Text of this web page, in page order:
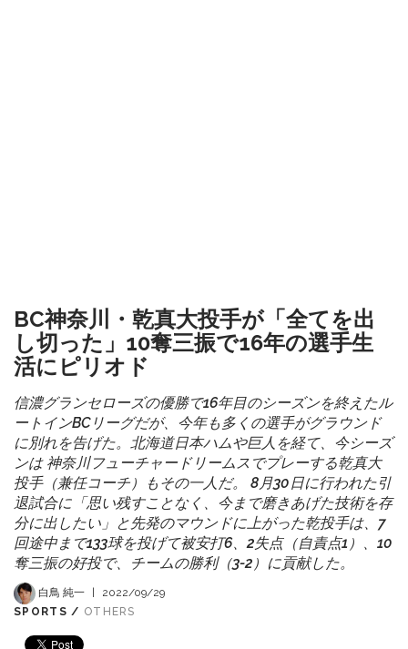
BC神奈川・乾真大投手が「全てを出
し切った」10奪三振で16年の選手生
活にピリオド
信濃グランセローズの優勝で16年目のシーズンを終えたル
ートインBCリーグだが、今年も多くの選手がグラウンド
に別れを告げた。北海道日本ハムや巨人を経て、今シーズ
ンは 神奈川フューチャードリームスでプレーする乾真大
投手（兼任コーチ）もその一人だ。 8月30日に行われた引
退試合に「思い残すことなく、今まで磨きあげた技術を存
分に出したい」と先発のマウンドに上がった乾投手は、7
回途中まで133球を投げて被安打6、2失点（自責点1）、10
奪三振の好投で、チームの勝利（3-2）に貢献した。
白鳥 純一
2022/09/29
SPORTS / OTHERS